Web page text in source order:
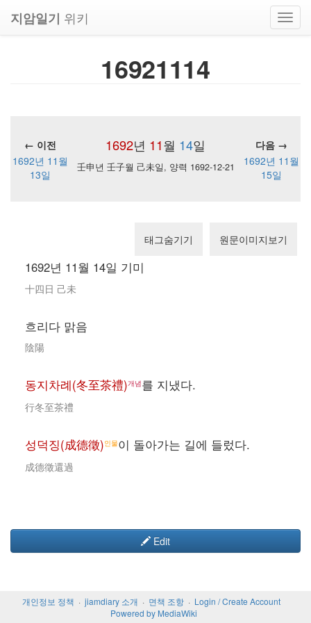
지암일기 위키
16921114
1692년 11월 14일
← 이전
다음 →
1692년 11월
13일
壬申년 壬子월 己未일, 양력 1692-12-21
1692년 11월
15일
태그숨기기 원문이미지보기
1692년 11월 14일 기미
十四日 己未
흐리다 맑음
陰陽
동지차례(冬至茶禮)개념를 지냈다.
行冬至茶禮
성덕징(成德徵)인물이 돌아가는 길에 들렀다.
成德徵還過
Edit
개인정보 정책 jiamdiary 소개 면책 조항
Login / Create Account
Powered by MediaWiki